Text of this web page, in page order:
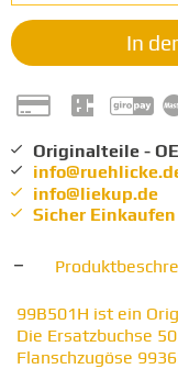
In
Originalteile -
info@liekup.de
Sicher Einkaufen
99B501H ist ein
Die Ersatzbuchse
Flanschzugöse